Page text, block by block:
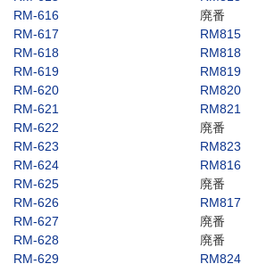
RM-616
廃番
RM-617
RM815
RM-618
RM818
RM-619
RM819
RM-620
RM820
RM-621
RM821
RM-622
廃番
RM-623
RM823
RM-624
RM816
RM-625
廃番
RM-626
RM817
RM-627
廃番
RM-628
廃番
RM-629
RM824